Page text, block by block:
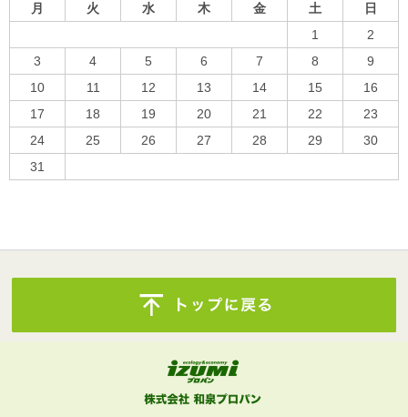
月 火 水 木 金 土
日
1
2
3
4 5 6 7 8
9
10
11 12 13 14 15
16
17
18 19 20 21 22
23
24
25 26 27 28 29
30
31